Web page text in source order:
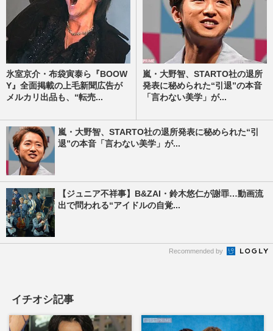
氷室京介・布袋寅泰ら『BOOW
Y』全面掲載の上毛新聞広告が
メルカリ出品も、“転売...
嵐・大野智、STARTO社の退所
発表に秘められた“引退”の本音
「言わない美学」が...
嵐・大野智、STARTO社の退所発表に秘められた“引
退”の本音「言わない美学」が...
【ジュニア不祥事】B&ZAI・鈴木悠仁が謝罪…動画流
出で問われる“アイドルの自覚...
Recommended by
イチオシ記事